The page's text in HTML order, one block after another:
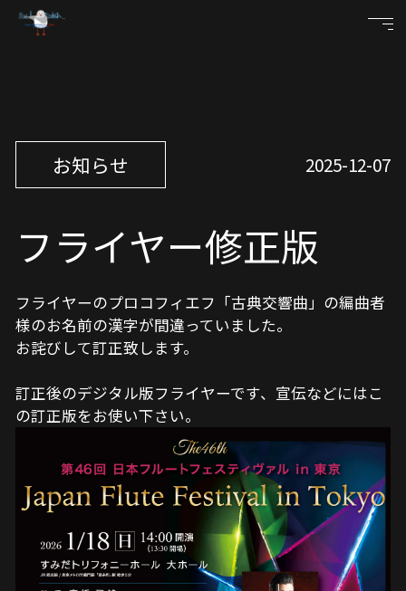
お知らせ 2025-12-07
フライヤー修正版
フライヤーのプロコフィエフ「古典交響曲」の編曲者
様のお名前の漢字が間違っていました。
お詫びして訂正致します。
訂正後のデジタル版フライヤーです、宣伝などにはこ
の訂正版をお使い下さい。